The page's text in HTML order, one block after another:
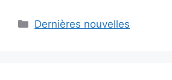
Categories
Dernières nouvelles